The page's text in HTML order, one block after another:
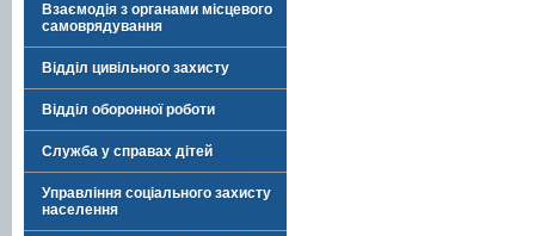
Взаємодія з органами місцевого
самоврядування
Відділ цивільного захисту
Відділ оборонної роботи
Служба у справах дітей
Управління соціального захисту
населення